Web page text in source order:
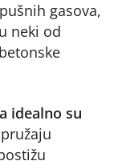
gasova,
neki od
idealno su